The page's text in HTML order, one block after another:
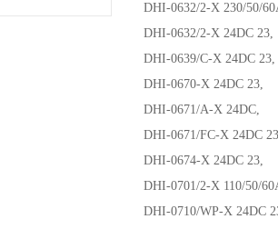
DHI-0632/2-X 230/50/
DHI-0632/2-X 24DC
DHI-0639/C-X 24DC
DHI-0670-X 24DC 23,
DHI-0671/A-X 24DC,
DHI-0671/FC-X 24DC
DHI-0674-X 24DC 23,
DHI-0701/2-X 110/50/
DHI-0710/WP-X